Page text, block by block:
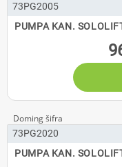
73PG2005
PUMPA KAN.
73PG2020
PUMPA KAN.